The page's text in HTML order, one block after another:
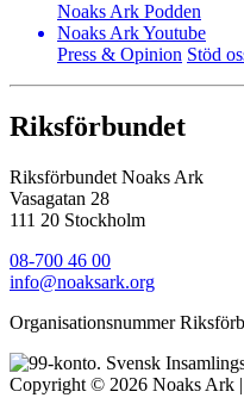
Noaks Ark Podden
Noaks Ark Youtube
Press & Opinion Stöd
Riksförbundet
Riksförbundet Noaks Ark
Vasagatan 28
111 20 Stockholm
08-700 46 00
info@noaksark.org
Organisationsnummer
Copyright © 2026 Noaks Ark |